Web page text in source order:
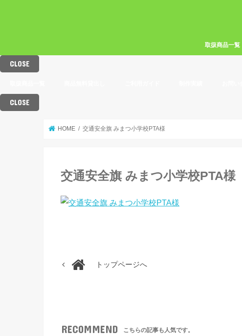
取扱商品一覧
CLOSE
交通安全旗
電柱幕
パトロール表示幕
横断幕・懸垂幕
防犯パトロールマグネット
CLOSE
HOME 交通安全旗 みまつ小学校PTA様
交通安全旗 みまつ小学校PTA様
トップページへ
RECOMMEND こちらの記事も人気です。